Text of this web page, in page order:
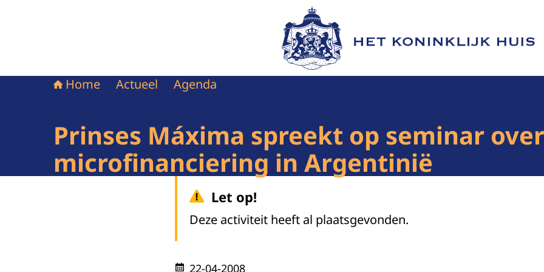
Naar de homepage van Het Koninklijk Huis
Home Actueel Agenda
Prinses Máxima spreekt op seminar over
microfinanciering in Argentinië
Let op!
Deze activiteit heeft al plaatsgevonden.
22-04-2008